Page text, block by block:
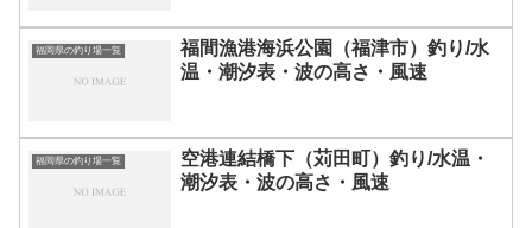
福岡県の釣り場一覧
福間漁港海浜公園（福津市）釣り/水
温・潮汐表・波の高さ・風速
福岡県の釣り場一覧
空港連結橋下（苅田町）釣り/水温・
潮汐表・波の高さ・風速